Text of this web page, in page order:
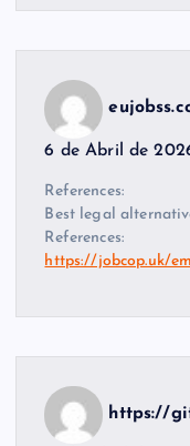
6 de Abril de
References:
Best legal
References:
https://jobcop.uk/
https://